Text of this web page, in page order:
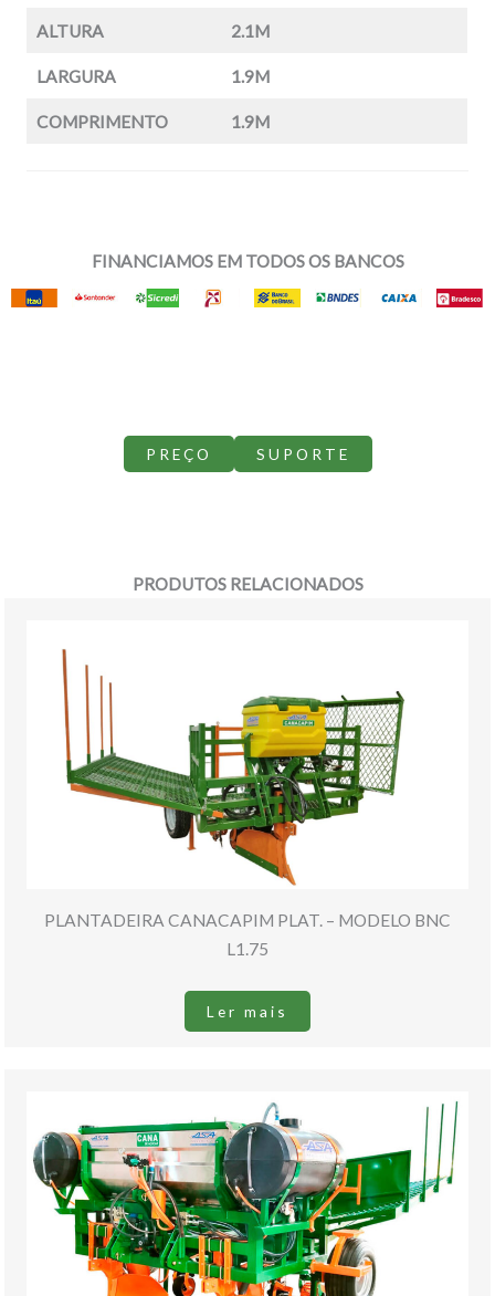
ALTURA 2.1M
LARGURA 1.9M
COMPRIMENTO 1.9M
FINANCIAMOS EM TODOS OS BANCOS
PREÇO SUPORTE
PRODUTOS RELACIONADOS
PLANTADEIRA CANACAPIM PLAT. – MODELO BNC
L1.75
Ler mais